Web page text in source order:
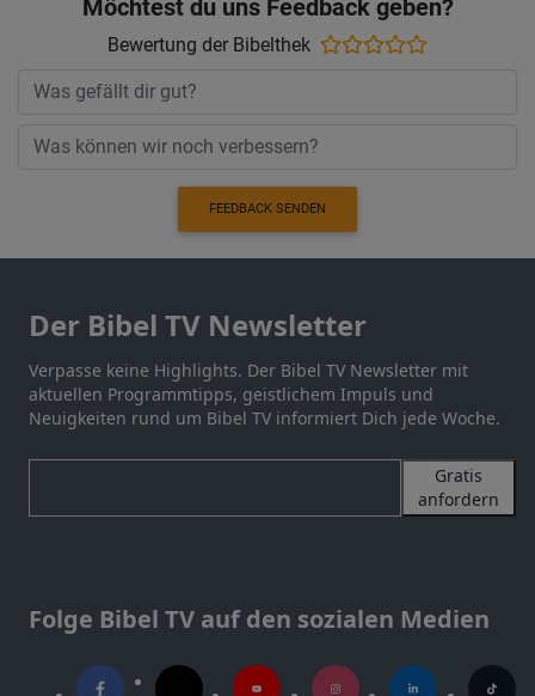
Möchtest du uns Feedback geben?
Bewertung der Bibelthek
FEEDBACK SENDEN
Der Bibel TV Newsletter
Verpasse keine Highlights. Der Bibel TV Newsletter mit
aktuellen Programmtipps, geistlichem Impuls und
Neuigkeiten rund um Bibel TV informiert Dich jede Woche.
Gratis
anfordern
Folge Bibel TV auf den sozialen Medien